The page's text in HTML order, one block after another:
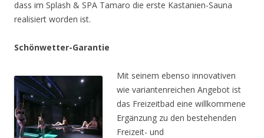
dass im Splash & SPA Tamaro die erste Kastanien-Sauna
realisiert worden ist.
Schönwetter-Garantie
Mit seinem ebenso innovativen
wie variantenreichen Angebot ist
das Freizeitbad eine willkommene
Ergänzung zu den bestehenden
Freizeit- und